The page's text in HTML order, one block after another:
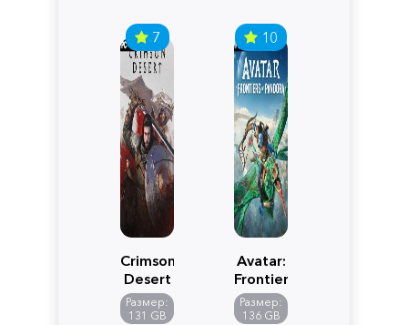
7
Crimson
Desert
Размер:
131 GB
10
Avatar:
Frontiers
of
Pandora
Размер:
136 GB